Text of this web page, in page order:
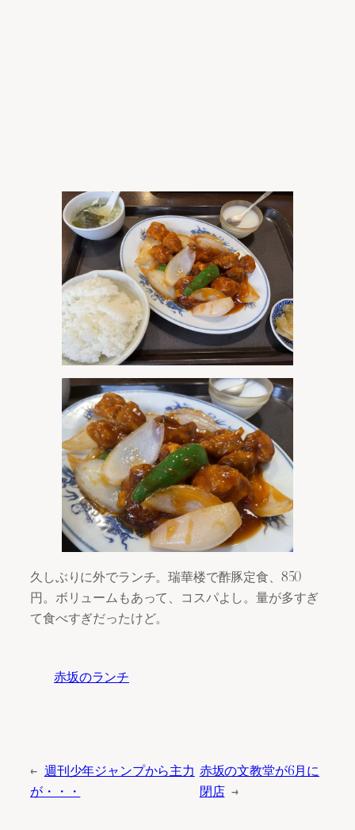
久しぶりに外でランチ。瑞華楼で酢豚定食、850
円。ボリュームもあって、コスパよし。量が多すぎ
て食べすぎだったけど。
赤坂のランチ
← 週刊少年ジャンプから主力
が・・・
赤坂の文教堂が6月に
閉店 →